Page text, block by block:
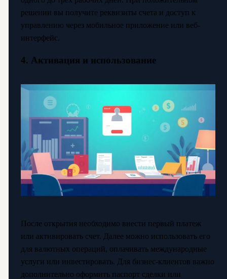
решении вы получите реквизиты счета и доступ к
управлению через мобильное приложение или веб-
интерфейс.
4. Активация и использование
После открытия необходимо внести первый платеж
или активировать счет. Далее можно использовать его
для валютных операций, оплачивать международные
услуги или инвестировать. Для бизнес-клиентов важно
дополнительно оформить паспорт сделки или